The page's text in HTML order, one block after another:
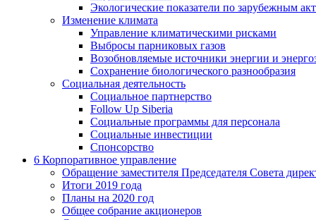
Экологические показатели по зарубежным
Изменение климата
Управление климатическими рисками
Выбросы парниковых газов
Возобновляемые источники энергии и
Сохранение биологического разнообразия
Социальная деятельность
Социальное партнерство
Follow Up Siberia
Социальные программы для персонала
Социальные инвестиции
Спонсорство
6 Корпоративное управление
Обращение заместителя Председателя Совета
Итоги 2019 года
Планы на 2020 год
Общее собрание акционеров